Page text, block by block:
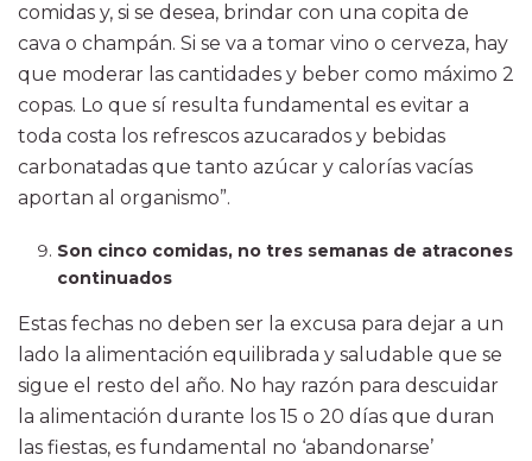
comidas y, si se desea, brindar con una copita de
cava o champán. Si se va a tomar vino o cerveza, hay
que moderar las cantidades y beber como máximo 2
copas. Lo que sí resulta fundamental es evitar a
toda costa los refrescos azucarados y bebidas
carbonatadas que tanto azúcar y calorías vacías
aportan al organismo”.
Son cinco comidas, no tres semanas de atracones
continuados
Estas fechas no deben ser la excusa para dejar a un
lado la alimentación equilibrada y saludable que se
sigue el resto del año. No hay razón para descuidar
la alimentación durante los 15 o 20 días que duran
las fiestas, es fundamental no ‘abandonarse’